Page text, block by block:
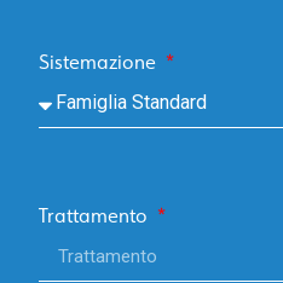
Sistemazione
Trattamento